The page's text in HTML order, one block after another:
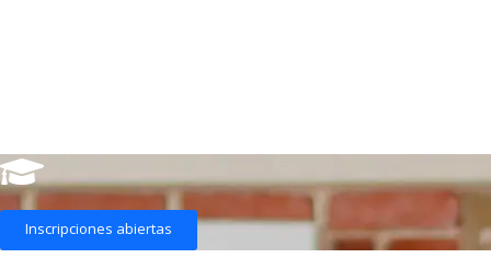
Inscripciones abiertas